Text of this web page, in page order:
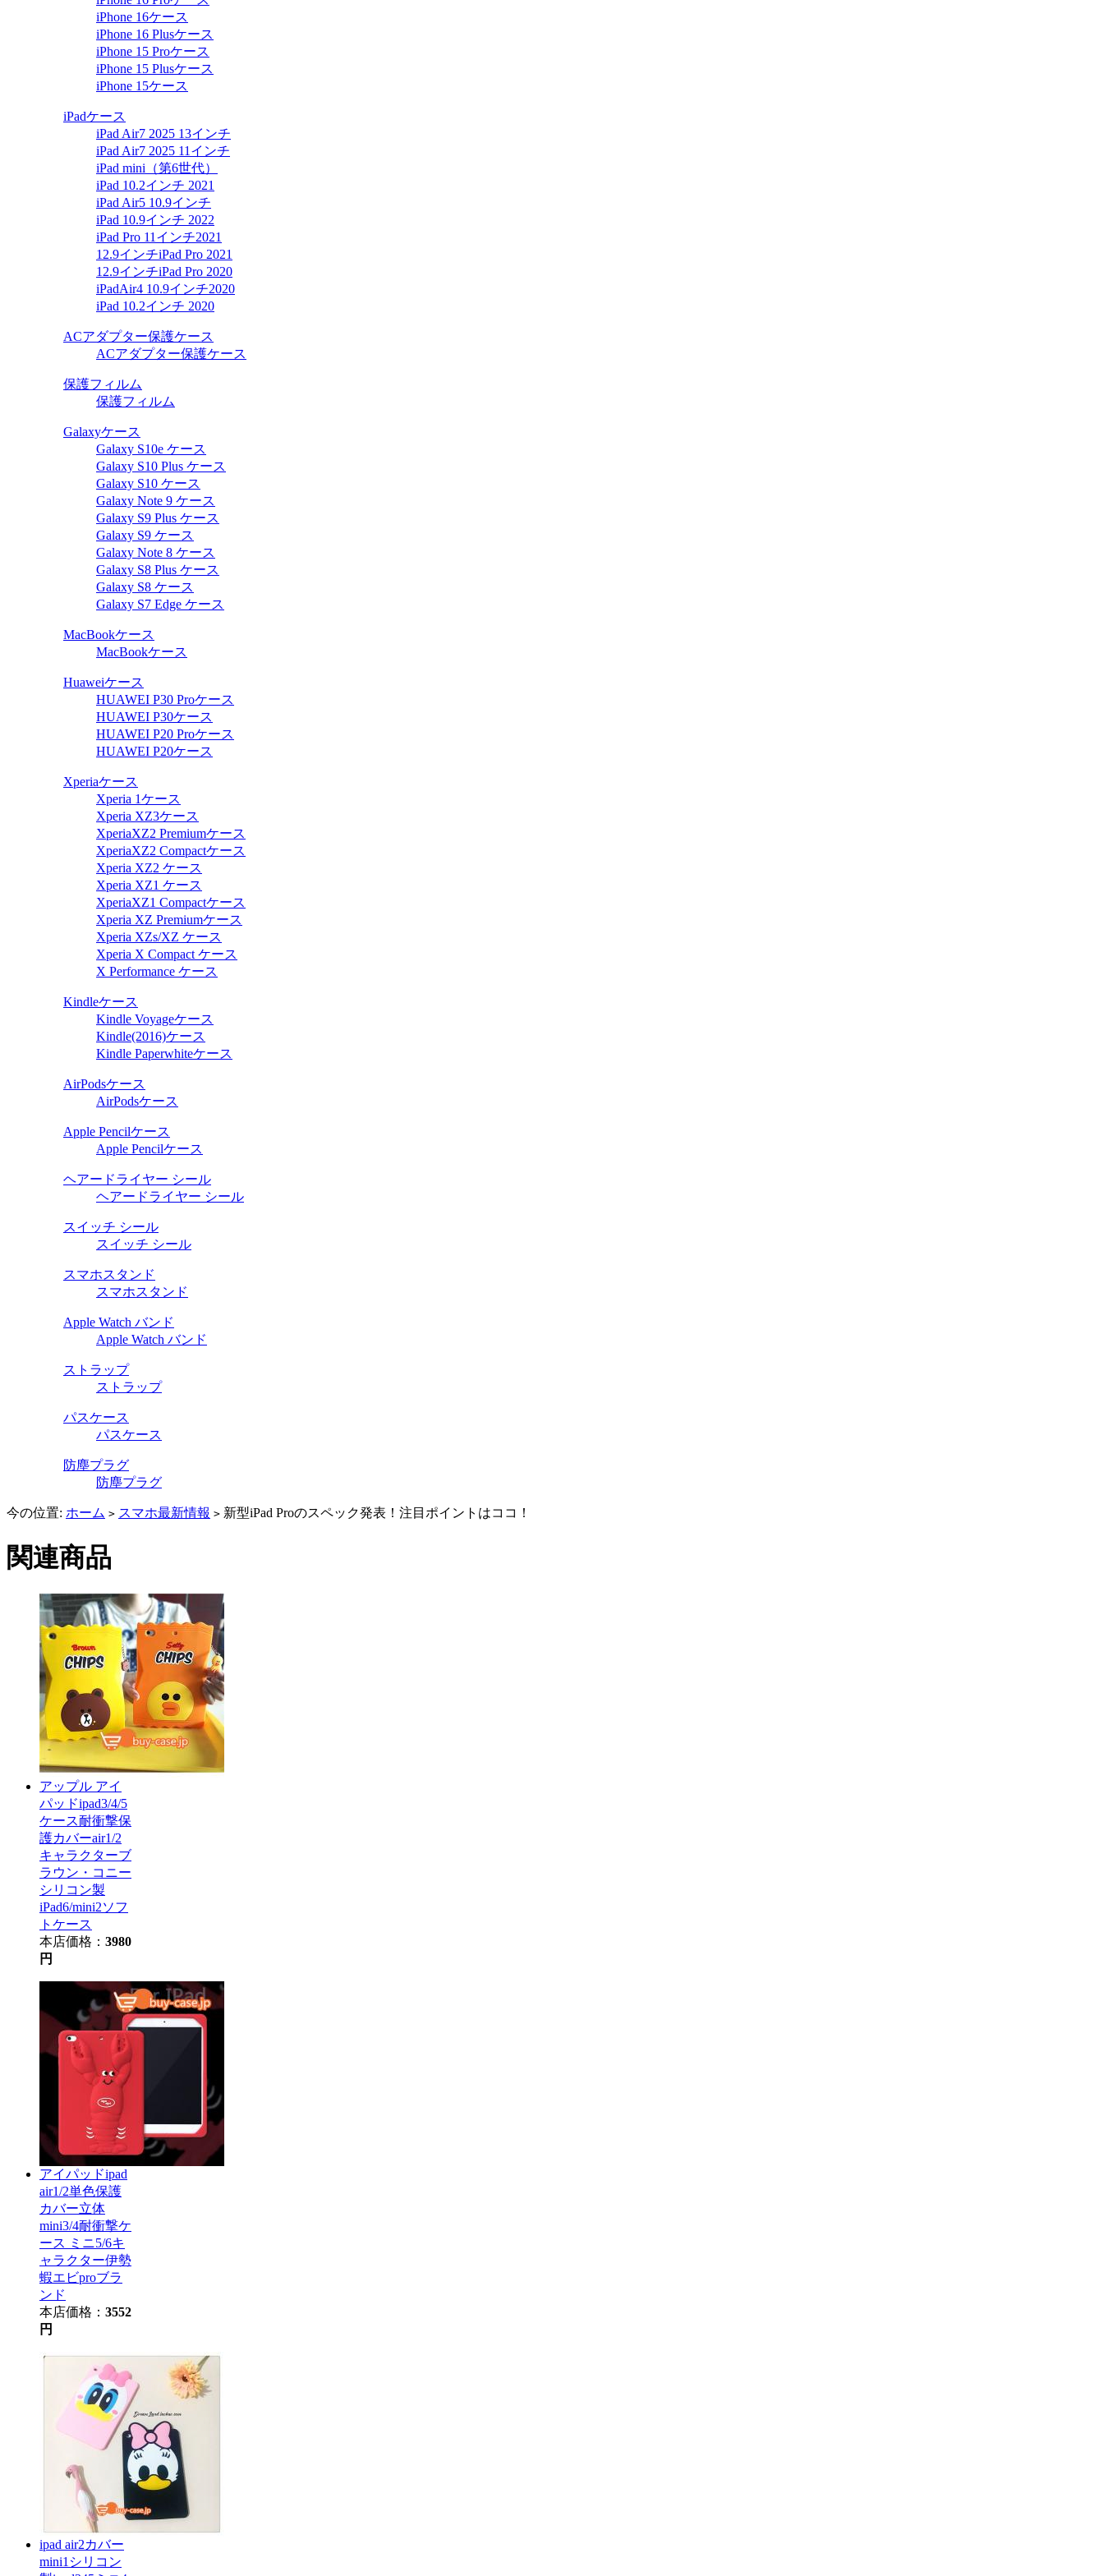
iPhone 16ケース
iPhone 16 Plusケース
iPhone 15 Proケース
iPhone 15 Plusケース
iPhone 15ケース
iPadケース
iPad Air7 2025 13インチ
iPad Air7 2025 11インチ
iPad mini（第6世代）
iPad 10.2インチ 2021
iPad Air5 10.9インチ
iPad 10.9インチ 2022
iPad Pro 11インチ2021
12.9インチiPad Pro 2021
12.9インチiPad Pro 2020
iPadAir4 10.9インチ2020
iPad 10.2インチ 2020
ACアダプター保護ケース
ACアダプター保護ケース
保護フィルム
保護フィルム
Galaxyケース
Galaxy S10e ケース
Galaxy S10 Plus ケース
Galaxy S10 ケース
Galaxy Note 9 ケース
Galaxy S9 Plus ケース
Galaxy S9 ケース
Galaxy Note 8 ケース
Galaxy S8 Plus ケース
Galaxy S8 ケース
Galaxy S7 Edge ケース
MacBookケース
MacBookケース
Huaweiケース
HUAWEI P30 Proケース
HUAWEI P30ケース
HUAWEI P20 Proケース
HUAWEI P20ケース
Xperiaケース
Xperia 1ケース
Xperia XZ3ケース
XperiaXZ2 Premiumケース
XperiaXZ2 Compactケース
Xperia XZ2 ケース
Xperia XZ1 ケース
XperiaXZ1 Compactケース
Xperia XZ Premiumケース
Xperia XZs/XZ ケース
Xperia X Compact ケース
X Performance ケース
Kindleケース
Kindle Voyageケース
Kindle(2016)ケース
Kindle Paperwhiteケース
AirPodsケース
AirPodsケース
Apple Pencilケース
Apple Pencilケース
ヘアードライヤー シール
ヘアードライヤー シール
スイッチ シール
スイッチ シール
スマホスタンド
スマホスタンド
Apple Watch バンド
Apple Watch バンド
ストラップ
ストラップ
パスケース
パスケース
防塵プラグ
防塵プラグ
今の位置: ホーム > スマホ最新情報 > 新型iPad Proのスペック発表！注目ポイントはココ！
関連商品
アップル アイ
パッドipad3/4/5
ケース耐衝撃保
護カバーair1/2
キャラクターブ
ラウン・コニー
シリコン製
iPad6/mini2ソフ
トケース
本店価格： 3980
円
アイパッドipad
air1/2単色保護
カバー立体
mini3/4耐衝撃ケ
ース ミニ5/6キ
ャラクター伊勢
蝦エビproブラ
ンド
本店価格： 3552
円
ipad air2カバー
mini1シリコン